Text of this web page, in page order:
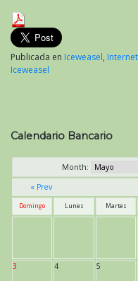
Publicada en Iceweasel, Internet
Iceweasel
Calendario Bancario
Month:
« Prev
Domingo Lunes Martes
3 4 5